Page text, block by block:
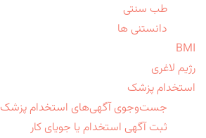
طب سنتی
دانستنی ها
BMI
رژیم لاغری
استخدام پزشک
جست‌وجوی آگهی‌های استخدام پزشک
ثبت آگهی استخدام یا جویای کار